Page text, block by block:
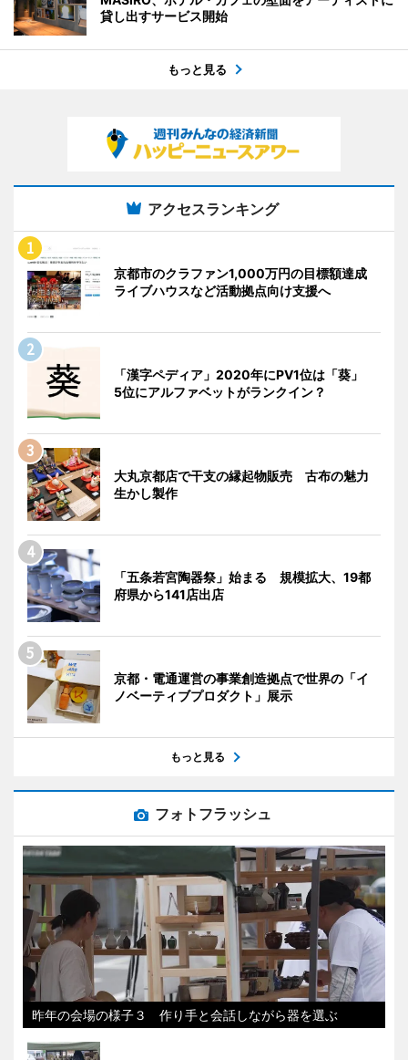
貸し出すサービス開始
もっと見る
アクセスランキング
京都市のクラファン1,000万円の目標額達成
ライブハウスなど活動拠点向け支援へ
「漢字ペディア」2020年にPV1位は「葵」
5位にアルファベットがランクイン？
大丸京都店で干支の縁起物販売 古布の魅力
生かし製作
「五条若宮陶器祭」始まる 規模拡大、19都
府県から141店出店
京都・電通運営の事業創造拠点で世界の「イ
ノベーティブプロダクト」展示
もっと見る
フォトフラッシュ
昨年の会場の様子３ 作り手と会話しながら器を選ぶ